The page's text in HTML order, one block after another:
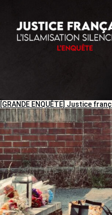
[GRANDE ENQUÊTE] Justice